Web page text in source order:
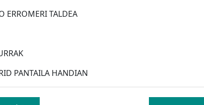
ERROMERI TALDEA
PANTAILA HANDIAN